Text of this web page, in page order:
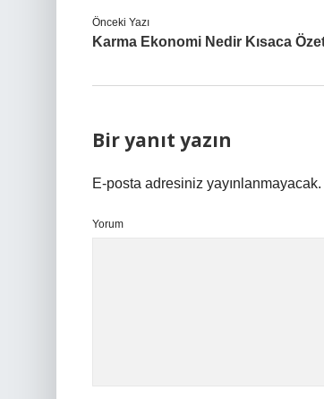
Önceki Yazı
Karma Ekonomi Nedir Kısaca
Bir yanıt yazın
E-posta adresiniz yayınlanmayacak.
Yorum